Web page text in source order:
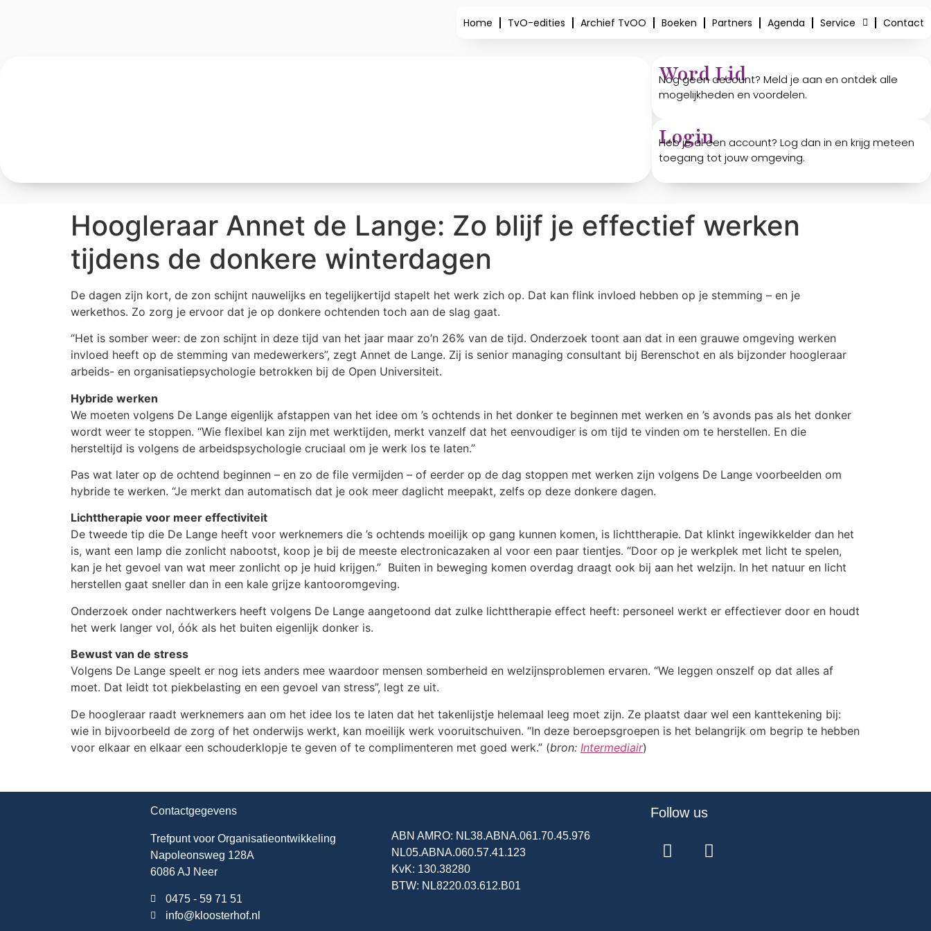
Home TvO-edities Archief TvOO Boeken Partners Agenda Service Contact
Word Lid
Nog geen account? Meld je aan en ontdek alle
mogelijkheden en voordelen.
Login
Heb je al een account? Log dan in en krijg meteen
toegang tot jouw omgeving.
Hoogleraar Annet de Lange: Zo blijf je effectief werken
tijdens de donkere winterdagen
De dagen zijn kort, de zon schijnt nauwelijks en tegelijkertijd stapelt het werk zich op. Dat kan flink invloed hebben op je stemming – en je
werkethos. Zo zorg je ervoor dat je op donkere ochtenden toch aan de slag gaat.
“Het is somber weer: de zon schijnt in deze tijd van het jaar maar zo’n 26% van de tijd. Onderzoek toont aan dat in een grauwe omgeving werken
invloed heeft op de stemming van medewerkers”, zegt Annet de Lange. Zij is senior managing consultant bij Berenschot en als bijzonder hoogleraar
arbeids- en organisatiepsychologie betrokken bij de Open Universiteit.
Hybride werken
We moeten volgens De Lange eigenlijk afstappen van het idee om ’s ochtends in het donker te beginnen met werken en ’s avonds pas als het donker
wordt weer te stoppen. “Wie flexibel kan zijn met werktijden, merkt vanzelf dat het eenvoudiger is om tijd te vinden om te herstellen. En die
hersteltijd is volgens de arbeidspsychologie cruciaal om je werk los te laten.”
Pas wat later op de ochtend beginnen – en zo de file vermijden – of eerder op de dag stoppen met werken zijn volgens De Lange voorbeelden om
hybride te werken. “Je merkt dan automatisch dat je ook meer daglicht meepakt, zelfs op deze donkere dagen.
Lichttherapie voor meer effectiviteit
De tweede tip die De Lange heeft voor werknemers die ’s ochtends moeilijk op gang kunnen komen, is lichttherapie. Dat klinkt ingewikkelder dan het
is, want een lamp die zonlicht nabootst, koop je bij de meeste electronicazaken al voor een paar tientjes. “Door op je werkplek met licht te spelen,
kan je het gevoel van wat meer zonlicht op je huid krijgen.” Buiten in beweging komen overdag draagt ook bij aan het welzijn. In het natuur en licht
herstellen gaat sneller dan in een kale grijze kantooromgeving.
Onderzoek onder nachtwerkers heeft volgens De Lange aangetoond dat zulke lichttherapie effect heeft: personeel werkt er effectiever door en houdt
het werk langer vol, óók als het buiten eigenlijk donker is.
Bewust van de stress
Volgens De Lange speelt er nog iets anders mee waardoor mensen somberheid en welzijnsproblemen ervaren. “We leggen onszelf op dat alles af
moet. Dat leidt tot piekbelasting en een gevoel van stress”, legt ze uit.
De hoogleraar raadt werknemers aan om het idee los te laten dat het takenlijstje helemaal leeg moet zijn. Ze plaatst daar wel een kanttekening bij:
wie in bijvoorbeeld de zorg of het onderwijs werkt, kan moeilijk werk vooruitschuiven. “In deze beroepsgroepen is het belangrijk om begrip te hebben
voor elkaar en elkaar een schouderklopje te geven of te complimenteren met goed werk.” (bron: Intermediair)
Contactgegevens
Trefpunt voor Organisatieontwikkeling
Napoleonsweg 128A
6086 AJ Neer
0475 - 59 71 51
info@kloosterhof.nl
ABN AMRO: NL38.ABNA.061.70.45.976
NL05.ABNA.060.57.41.123
KvK: 130.38280
BTW: NL8220.03.612.B01
Follow us